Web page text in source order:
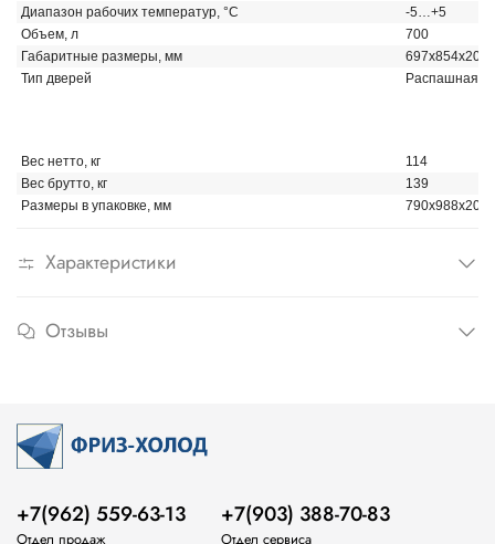
Диапазон рабочих температур, °C
-5…+5
Объем, л
700
Габаритные размеры, мм
697х854х2028
Тип дверей
Распашная
Вес нетто, кг
114
Вес брутто, кг
139
Размеры в упаковке, мм
790x988x2055
Характеристики
Отзывы
+7(962) 559-63-13
Отдел продаж
+7(903) 388-70-83
Отдел сервиса